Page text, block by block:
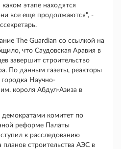
этапе находятся
все еще продолжаются", -
The Guardian со ссылкой на
что Саудовская Аравия в
завершит строительство
По данным газеты, реакторы
городка Научно-
короля Абдул-Азиза в
демократами комитет по
реформе Палаты
к расследованию
строительства АЭС в